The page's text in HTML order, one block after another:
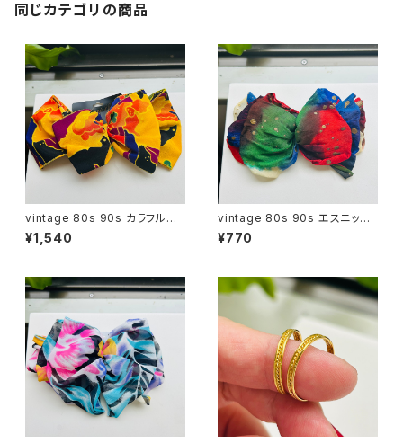
同じカテゴリの商品
vintage 80s 90s カラフルリ
ボンバレッタ
¥1,540
vintage 80s 90s エスニック
シフォンリボンバレッタ
¥770